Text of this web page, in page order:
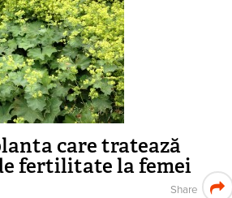
care tratează
fertilitate la femei
Share